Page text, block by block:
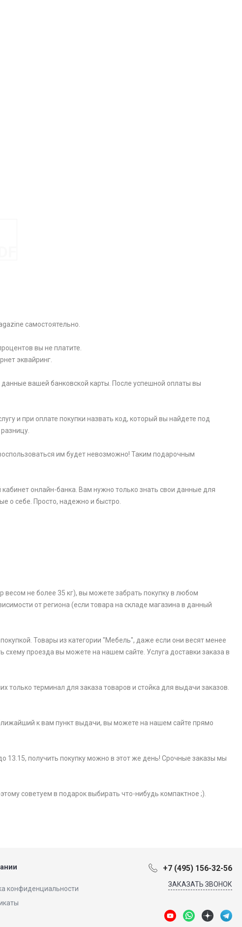
самоcтоятельно.
вы не платите.
эквайринг.
вашей банковской карты. После успешной оплаты вы
и при оплате покупки назвать код, который вы найдете под
им будет невозможно! Таким подарочным
онлайн-банка. Вам нужно только знать свои данные для
о себе. Просто, надежно и быстро.
весом не более 35 кг), вы можете забрать покупку в любом
от региона (если товара на складе магазина в данный
Товары из категории "Мебель", даже если они весят менее
проезда вы можете на нашем сайте. Услуга доставки заказа в
терминал для заказа товаров и стойка для выдачи заказов.
к вам пункт выдачи, вы можете на нашем сайте прямо
13.15, получить покупку можно в этот же день! Срочные заказы мы
советуем в подарок выбирать что-нибудь компактное ;).
конфиденциальности
+7 (495) 156-32-56
ЗАКАЗАТЬ ЗВОНОК